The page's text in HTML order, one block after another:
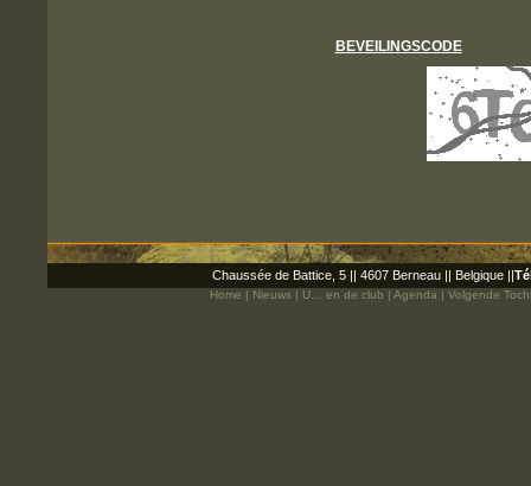
BEVEILINGSCODE
Chaussée de Battice, 5 || 4607 Berneau || Belgique ||
Home | Nieuws| U… en de club | Agenda | Volgende